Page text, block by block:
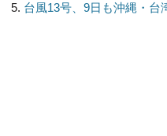
台風13号、9日も沖縄・